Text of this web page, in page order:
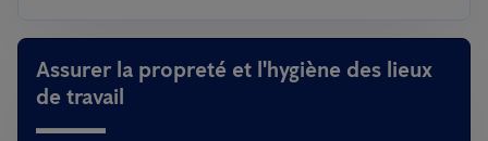
Assurer la propreté et l'hygiène des lieux
de travail